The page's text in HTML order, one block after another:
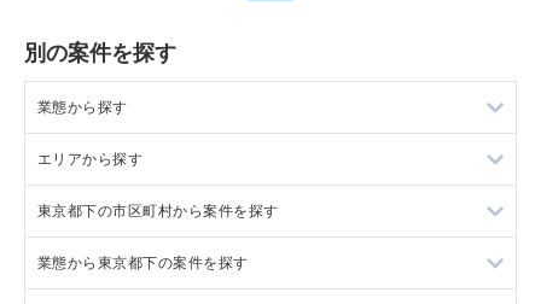
別の案件を探す
業態から探す
ラーメンの居抜き売却物件の案件一覧
フランス料理の居抜き売却物件の案件一覧
イタリア料理の居抜き売却物件の案件一覧
エリアから探す
東京23区の飲食店の居抜き売却物件の案件一覧
東京都下の飲食店の居抜き売却物件の案件一覧
東京都下の市区町村から案件を探す
調布市の飲食店の居抜き売却物件の案件一覧
業態から東京都下の案件を探す